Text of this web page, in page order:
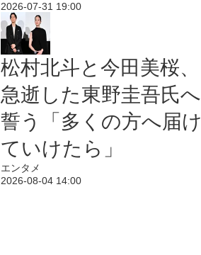
2026-07-31 19:00
松村北斗と今田美桜、
急逝した東野圭吾氏へ
誓う「多くの方へ届け
ていけたら」
エンタメ
2026-08-04 14:00